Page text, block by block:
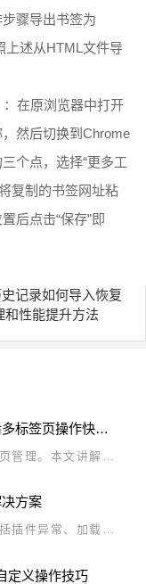
骤导出书签为
上述从HTML文件导
在原浏览器中打开
然后切换到Chrome
个点，选择“更多工
复制的书签网址粘
后点击“保存”即
记录如何导入恢复
和性能提升方法
Chrome浏览器下载安装后多标签页操作快捷方法详解
管理。本文讲解下
让用户快速切换和
率。
方案
插件异常、加载慢
作指南快速解决，
定义操作技巧